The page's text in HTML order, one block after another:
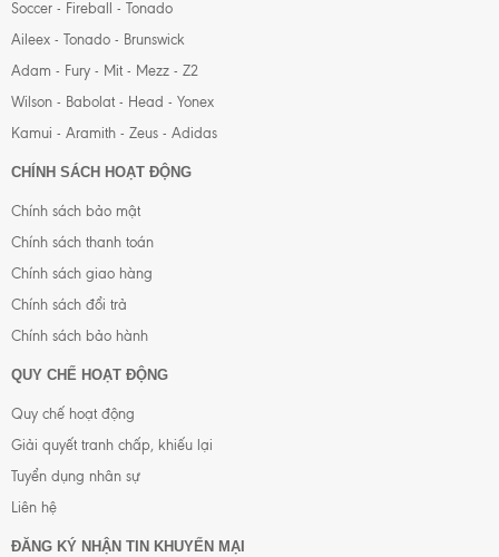
Soccer - Fireball - Tonado
Aileex - Tonado - Brunswick
Adam - Fury - Mit - Mezz - Z2
Wilson - Babolat - Head - Yonex
Kamui - Aramith - Zeus - Adidas
CHÍNH SÁCH HOẠT ĐỘNG
Chính sách bảo mật
Chính sách thanh toán
Chính sách giao hàng
Chính sách đổi trả
Chính sách bảo hành
QUY CHẾ HOẠT ĐỘNG
Quy chế hoạt động
Giải quyết tranh chấp, khiếu lại
Tuyển dụng nhân sự
Liên hệ
ĐĂNG KÝ NHẬN TIN KHUYẾN MẠI